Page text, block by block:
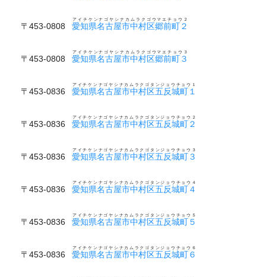
〒453-0808 愛知県名古屋市中村区郷前町２
アイチケンナゴヤシナカムラクゴウマエチョウ２
〒453-0808 愛知県名古屋市中村区郷前町３
アイチケンナゴヤシナカムラクゴウマエチョウ３
〒453-0836 愛知県名古屋市中村区五反城町１
アイチケンナゴヤシナカムラクゴタンジョウチョウ１
〒453-0836 愛知県名古屋市中村区五反城町２
アイチケンナゴヤシナカムラクゴタンジョウチョウ２
〒453-0836 愛知県名古屋市中村区五反城町３
アイチケンナゴヤシナカムラクゴタンジョウチョウ３
〒453-0836 愛知県名古屋市中村区五反城町４
アイチケンナゴヤシナカムラクゴタンジョウチョウ４
〒453-0836 愛知県名古屋市中村区五反城町５
アイチケンナゴヤシナカムラクゴタンジョウチョウ５
〒453-0836 愛知県名古屋市中村区五反城町６
アイチケンナゴヤシナカムラクゴタンジョウチョウ６